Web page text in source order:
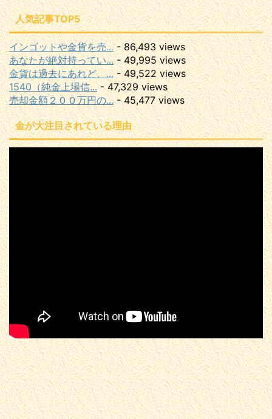
人気記事TOP5
インゴットや金貨を売... - 86,493 views
あなたが絶対持ってい... - 49,995 views
金貨は過去にあれど、... - 49,522 views
1540（純金上場信... - 47,329 views
売却金額２００万円の... - 45,477 views
金が大注目されている理由